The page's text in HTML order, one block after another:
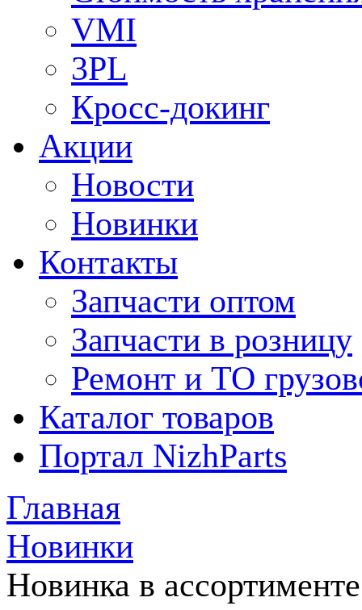
VMI
3PL
Кросс-докинг
Акции
Новости
Новинки
Контакты
Запчасти оптом
Запчасти в розницу
Ремонт и ТО
Каталог товаров
Портал NizhParts
Главная
Новинки
Новинка в